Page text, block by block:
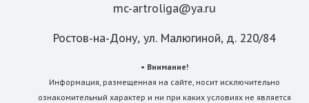
mc-artroliga@ya.ru
Ростов-на-Дону, ул. Малюгиной, д. 220/84
• Внимание!
Информация, размещенная на сайте, носит исключительно
ознакомительный характер и ни при каких условиях не является